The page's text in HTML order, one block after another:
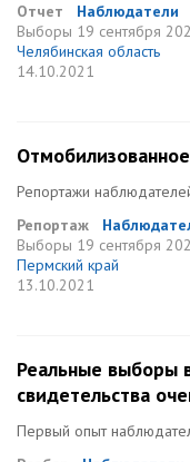
Отчет
Наблюдатели
Выборы 19 сентября
Челябинская область
14.10.2021
Репортажи
Репортаж
Выборы 19 сентября
Пермский край
13.10.2021
Реальные выборы
свидетельства
Первый опыт